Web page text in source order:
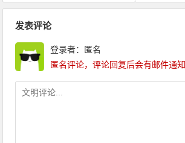
发表评论
登录者：匿名
匿名评论，评论回复后会有邮件通知